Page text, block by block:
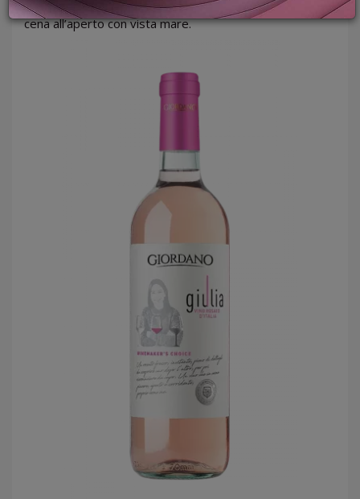
GIFT
il compagno perfetto per una grigliata di pesce o una
cena all’aperto con vista mare.